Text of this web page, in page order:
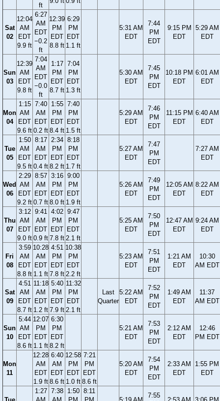
ft
Sat
02
12:04
AM
EDT
9.9 ft
6:27
AM
EDT
−0.2
ft
12:39
PM
EDT
8.8 ft
6:29
PM
EDT
1.1 ft
5:31 AM
EDT
7:44
PM
EDT
9:15 PM
EDT
5:29 AM
EDT
Sun
03
12:39
AM
EDT
9.8 ft
7:04
AM
EDT
−0.0
ft
1:17
PM
EDT
8.7 ft
7:04
PM
EDT
1.3 ft
5:30 AM
EDT
7:45
PM
EDT
10:18 PM
EDT
6:01 AM
EDT
Mon
04
1:15
AM
EDT
9.6 ft
7:40
AM
EDT
0.2 ft
1:55
PM
EDT
8.4 ft
7:40
PM
EDT
1.5 ft
5:29 AM
EDT
7:46
PM
EDT
11:15 PM
EDT
6:40 AM
EDT
Tue
05
1:50
AM
EDT
9.5 ft
8:17
AM
EDT
0.4 ft
2:34
PM
EDT
8.2 ft
8:18
PM
EDT
1.7 ft
5:27 AM
EDT
7:47
PM
EDT
7:27 AM
EDT
Wed
06
2:29
AM
EDT
9.2 ft
8:57
AM
EDT
0.7 ft
3:16
PM
EDT
8.0 ft
9:00
PM
EDT
1.9 ft
5:26 AM
EDT
7:49
PM
EDT
12:05 AM
EDT
8:22 AM
EDT
Thu
07
3:12
AM
EDT
9.0 ft
9:41
AM
EDT
0.9 ft
4:02
PM
EDT
7.8 ft
9:47
PM
EDT
2.1 ft
5:25 AM
EDT
7:50
PM
EDT
12:47 AM
EDT
9:24 AM
EDT
Fri
08
3:59
AM
EDT
8.8 ft
10:28
AM
EDT
1.1 ft
4:51
PM
EDT
7.8 ft
10:38
PM
EDT
2.2 ft
5:23 AM
EDT
7:51
PM
EDT
1:21 AM
EDT
10:30
AM EDT
Sat
09
4:51
AM
EDT
8.7 ft
11:18
AM
EDT
1.2 ft
5:40
PM
EDT
7.9 ft
11:32
PM
EDT
2.1 ft
Last
Quarter
5:22 AM
EDT
7:52
PM
EDT
1:49 AM
EDT
11:37
AM EDT
Sun
10
5:44
AM
EDT
8.6 ft
12:07
PM
EDT
1.1 ft
6:30
PM
EDT
8.2 ft
5:21 AM
EDT
7:53
PM
EDT
2:12 AM
EDT
12:46
PM EDT
Mon
11
12:28
AM
EDT
1.9 ft
6:40
AM
EDT
8.6 ft
12:58
PM
EDT
1.0 ft
7:21
PM
EDT
8.6 ft
5:20 AM
EDT
7:54
PM
EDT
2:33 AM
EDT
1:55 PM
EDT
1:27 7:38
1:50 8:11
7:55